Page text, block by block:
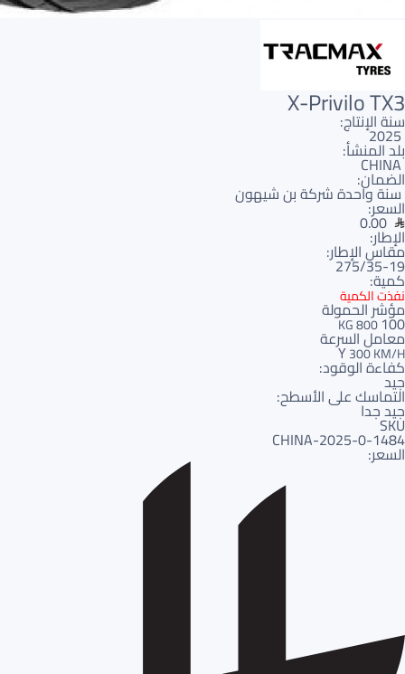
X-Privilo TX3
سنة الإنتاج:
2025
بلد المنشأ:
CHINA
الضمان:
سنة واحدة شركة بن شيهون
السعر:
0.00
الإطار:
مقاس الإطار:
275/35-19
كمية:
نفذت الكمية
مؤشر الحمولة
100
800 KG
معامل السرعة
Y300 KM/H
كفاءة الوقود:
جيد
التماسك على الأسطح:
جيد جدا
SKU
1484-CHINA-2025-0
السعر: